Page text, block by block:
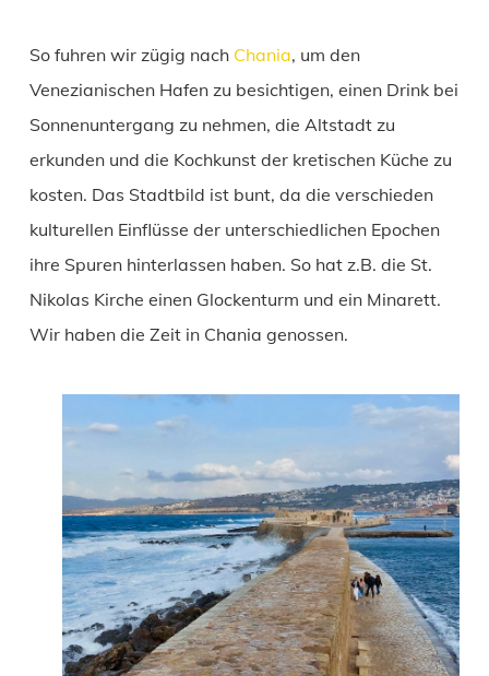
So fuhren wir zügig nach Chania, um den
Venezianischen Hafen zu besichtigen, einen Drink bei
Sonnenuntergang zu nehmen, die Altstadt zu
erkunden und die Kochkunst der kretischen Küche zu
kosten. Das Stadtbild ist bunt, da die verschieden
kulturellen Einflüsse der unterschiedlichen Epochen
ihre Spuren hinterlassen haben. So hat z.B. die St.
Nikolas Kirche einen Glockenturm und ein Minarett.
Wir haben die Zeit in Chania genossen.